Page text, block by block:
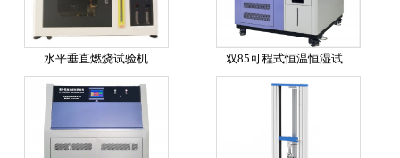
水平垂直燃烧试验机 双85可程式恒温恒湿试...